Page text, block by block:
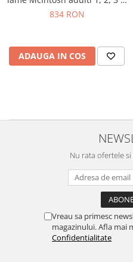
4
834 RON
ADAUGA IN COS
Nu rata ofertele
Vreau sa primesc
magazinului. Afla mai
Confidentialitate